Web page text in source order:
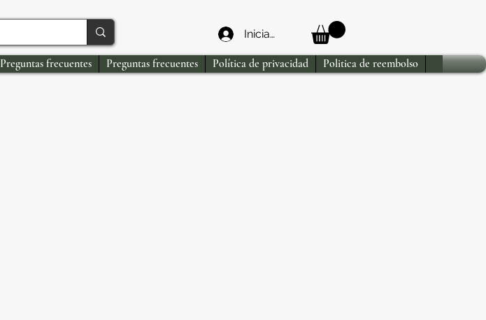
Iniciar sesión
Preguntas frecuentes Preguntas frecuentes Política de privacidad Politica de reembolso